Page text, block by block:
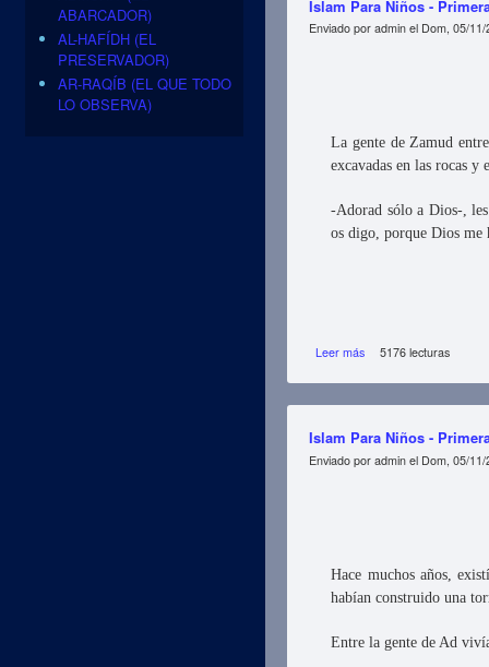
Islam Para Niños -
Enviado poradmin el Dom, 05/
La gente de Zamud
excavadas en las rocas y
-Adorad sólo a Dios-,
os digo, porque Dios me
Leer mássobre Islam Para Niños
5176 lecturas
Islam Para Niños -
Enviado poradmin el Dom, 05/
Hace muchos años,
habían construido una
Entre la gente de Ad
ABARCADOR)
AL-HAFÍDH (EL
PRESERVADOR)
AR-RAQÍB (EL QUE TODO
LO OBSERVA)